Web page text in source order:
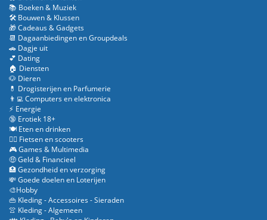
📚 Boeken & Muziek
🛠️ Bouwen & Klussen
🎁 Cadeaus & Gadgets
📆 Dagaanbiedingen en Groupdeals
🚗 Dagje uit
💕 Dating
🏠 Diensten
🐶 Dieren
💊 Drogisterijen en Parfumerie
👨‍💻 Computers en elektronica
⚡ Energie
🔞 Erotiek 18+
🍽️ Eten en drinken
🚴‍♂️ Fietsen en scooters
🎮 Games & Multimedia
🤑 Geld & Financieel
🏥 Gezondheid en verzorging
💸 Goede doelen en Loterijen
🎨Hobby
👜 Kleding - Accessoires - Sieraden
👚 Kleding - Algemeen